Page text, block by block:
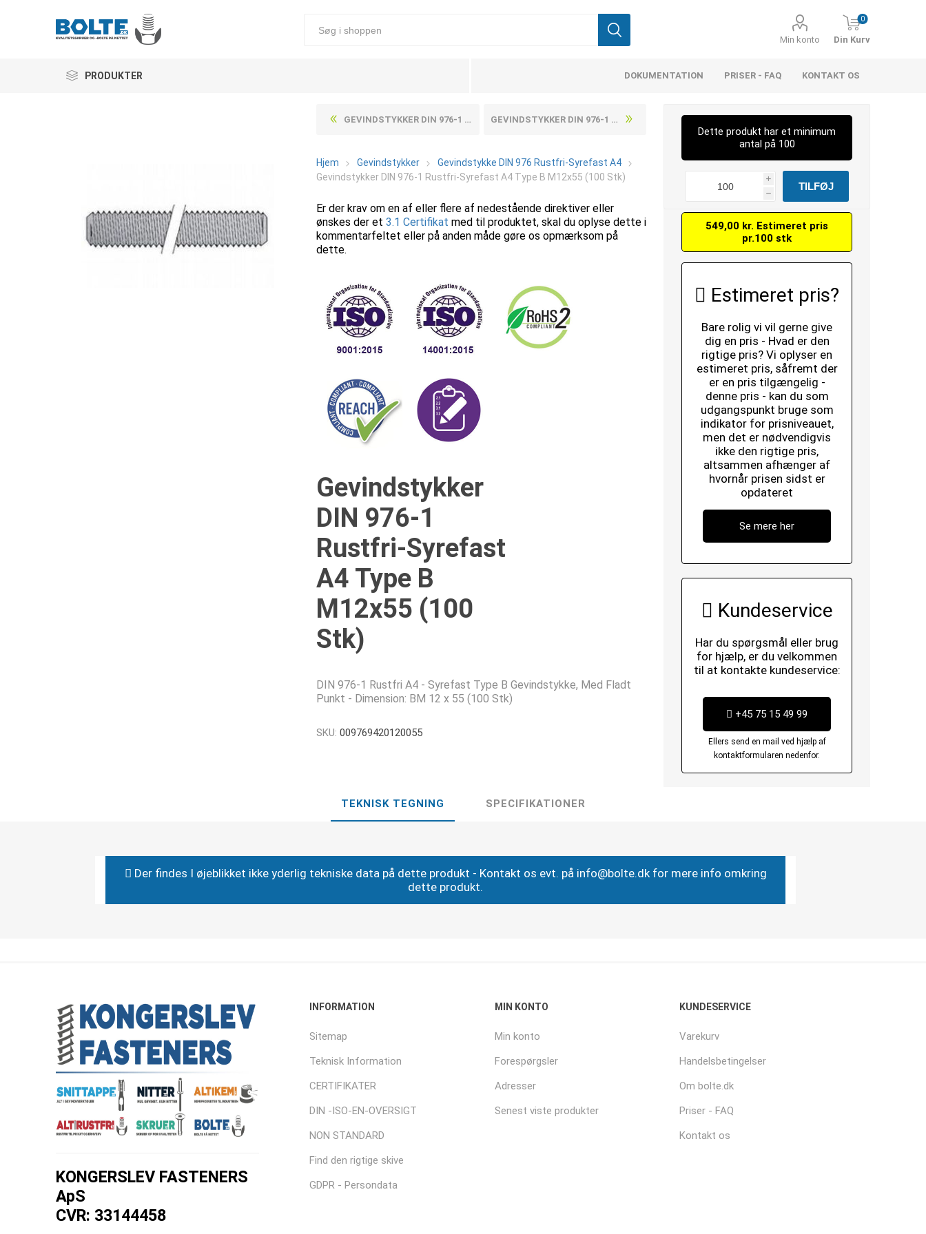
Min konto
0
Din Kurv
PRODUKTER DOKUMENTATION PRISER - FAQ KONTAKT OS
GEVINDSTYKKER DIN 976-1 RUSTFRI-SYREFAST A4 TYPE B M12X500 (10 STK) GEVINDSTYKKER DIN 976-1 RUSTFRI-SYREFAST A4 TYPE B M12X60 (100 STK)
Hjem Gevindstykker
Gevindstykke DIN 976 Rustfri-Syrefast A4
Gevindstykker DIN 976-1 Rustfri-Syrefast A4 Type B M12x55 (100 Stk)
Er der krav om en af eller flere af nedestående direktiver eller
ønskes der et3.1 Certifikat med til produktet, skal du oplyse dette i
kommentarfeltet eller på anden måde gøre os opmærksom på
dette.
Gevindstykker
DIN 976-1
Rustfri-Syrefast
A4 Type B
M12x55 (100
Stk)
DIN 976-1 Rustfri A4 - Syrefast Type B Gevindstykke, Med Fladt
Punkt - Dimension: BM 12 x 55 (100 Stk)
SKU: 009769420120055
Dette produkt har et minimum
antal på 100
i
h
549,00 kr. Estimeret pris
pr.100 stk
Estimeret pris?
Bare rolig vi vil gerne give
dig en pris - Hvad er den
rigtige pris? Vi oplyser en
estimeret pris, såfremt der
er en pris tilgængelig -
denne pris - kan du som
udgangspunkt bruge som
indikator for prisniveauet,
men det er nødvendigvis
ikke den rigtige pris,
altsammen afhænger af
hvornår prisen sidst er
opdateret
Se mere her
Kundeservice
Har du spørgsmål eller brug
for hjælp, er du velkommen
til at kontakte kundeservice:
+45 75 15 49 99
Ellers send en mail ved hjælp af
kontaktformularen nedenfor.
TEKNISK TEGNING SPECIFIKATIONER
Der findes I øjeblikket ikke yderlig tekniske data på dette produkt - Kontakt os evt. på info@bolte.dk for mere info omkring
dette produkt.
KONGERSLEV FASTENERS
ApS
CVR: 33144458
INFORMATION
Sitemap
Teknisk Information
CERTIFIKATER
DIN -ISO-EN-OVERSIGT
NON STANDARD
Find den rigtige skive
GDPR - Persondata
MIN KONTO
Min konto
Forespørgsler
Adresser
Senest viste produkter
KUNDESERVICE
Varekurv
Handelsbetingelser
Om bolte.dk
Priser - FAQ
Kontakt os